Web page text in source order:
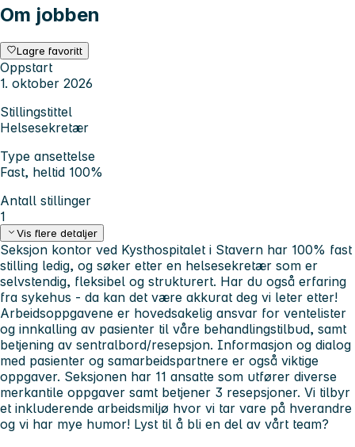
Om jobben
Lagre favoritt
Oppstart
1. oktober 2026
Stillingstittel
Helsesekretær
Type ansettelse
Fast, heltid 100%
Antall stillinger
1
Vis flere detaljer
Seksjon kontor ved Kysthospitalet i Stavern har 100% fast
stilling ledig, og søker etter en helsesekretær som er
selvstendig, fleksibel og strukturert. Har du også erfaring
fra sykehus - da kan det være akkurat deg vi leter etter!
Arbeidsoppgavene er hovedsakelig ansvar for ventelister
og innkalling av pasienter til våre behandlingstilbud, samt
betjening av sentralbord/resepsjon. Informasjon og dialog
med pasienter og samarbeidspartnere er også viktige
oppgaver. Seksjonen har 11 ansatte som utfører diverse
merkantile oppgaver samt betjener 3 resepsjoner. Vi tilbyr
et inkluderende arbeidsmiljø hvor vi tar vare på hverandre
og vi har mye humor! Lyst til å bli en del av vårt team?